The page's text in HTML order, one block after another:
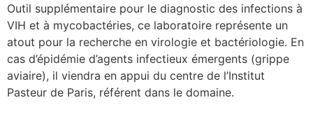
un CHU
Outil supplémentaire pour le diagnostic des infections à
VIH et à mycobactéries, ce laboratoire représente un
atout pour la recherche en virologie et bactériologie. En
cas d’épidémie d’agents infectieux émergents (grippe
aviaire), il viendra en appui du centre de l’Institut
Pasteur de Paris, référent dans le domaine.